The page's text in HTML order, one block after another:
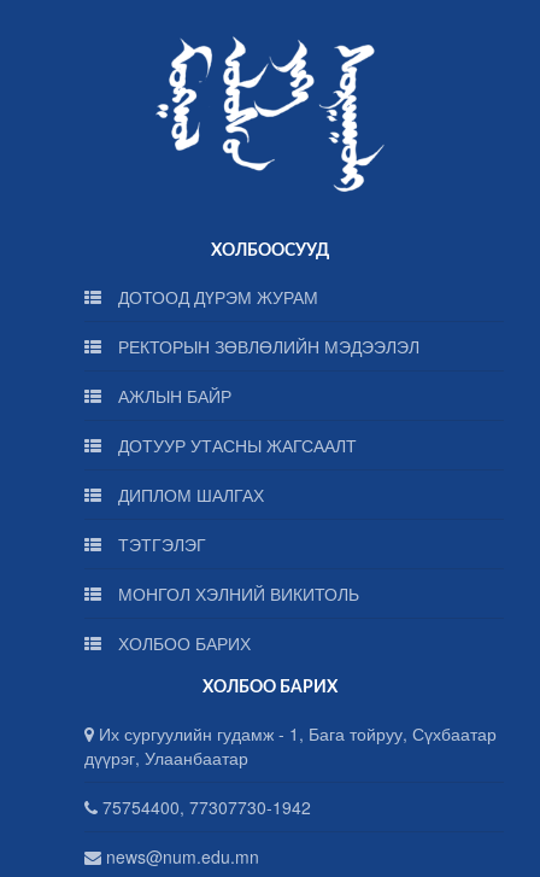
ХОЛБООСУУД
ДОТООД ДҮРЭМ ЖУРАМ
РЕКТОРЫН ЗӨВЛӨЛИЙН МЭДЭЭЛЭЛ
АЖЛЫН БАЙР
ДОТУУР УТАСНЫ ЖАГСААЛТ
ДИПЛОМ ШАЛГАХ
ТЭТГЭЛЭГ
МОНГОЛ ХЭЛНИЙ ВИКИТОЛЬ
ХОЛБОО БАРИХ
ХОЛБОО БАРИХ
Их сургуулийн гудамж - 1, Бага тойруу, Сүхбаатар
дүүрэг, Улаанбаатар
75754400, 77307730-1942
news@num.edu.mn